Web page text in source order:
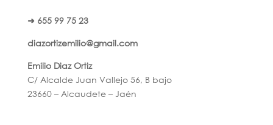
➜ 655 99 75 23
diazortizemilio@gmail.com
Emilio Diaz Ortiz
C/ Alcalde Juan Vallejo 56, B bajo
23660 – Alcaudete – Jaén